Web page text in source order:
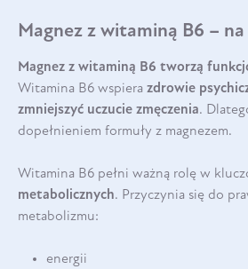
Magnez z witaminą B6 –
Magnez z witaminą B6 tworzą
Witamina B6 wspiera zdrowie
zmniejszyć uczucie zmęczenia.
dopełnieniem formuły z magnezem.
Witamina B6 pełni ważną rolę w
metabolicznych. Przyczynia się do
metabolizmu:
energii